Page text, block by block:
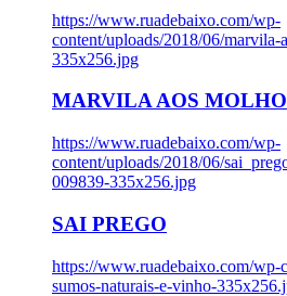
https://www.ruadebaixo.com/wp-
content/uploads/2018/06/marvila-
335x256.jpg
MARVILA AOS
https://www.ruadebaixo.com/wp-
content/uploads/2018/06/
009839-335x256.jpg
SAI PREGO
https://www.ruadebaixo.com/wp-
sumos-naturais-e-vinho-